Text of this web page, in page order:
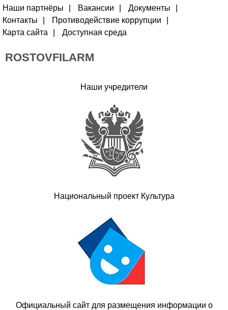
Наши партнёры Вакансии
Документы
Контакты
Противодействие коррупции
Карта сайта
Доступная среда
ROSTOVFILARM
Наши учредители
Национальный проект Культура
Официальный сайт для размещения информации о